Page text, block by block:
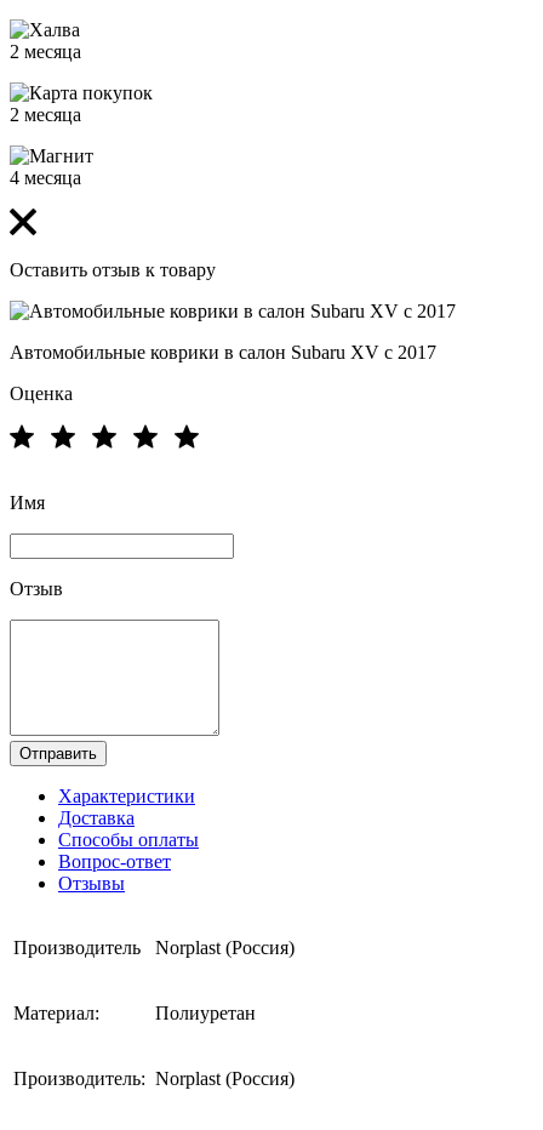
2 месяца
2 месяца
4 месяца
Оставить отзыв к товару
Автомобильные коврики в салон Subaru XV с 2017
Оценка
Имя
Отзыв
Отправить
Характеристики
Доставка
Способы оплаты
Вопрос-ответ
Отзывы
Производитель Norplast (Россия)
Материал: Полиуретан
Производитель: Norplast (Россия)